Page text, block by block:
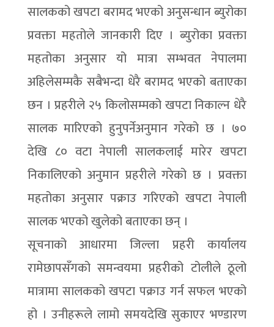
सालकको खपटा बरामद भएको अनुसन्धान ब्युरोका
प्रवक्ता महतोले जानकारी दिए । ब्युरोका प्रवक्ता
महतोका अनुसार यो मात्रा सम्भवत नेपालमा
अहिलेसम्मकै सबैभन्दा धेरै बरामद भएको बताएका
छन । प्रहरीले २५ किलोसम्मको खपटा निकाल्न धेरै
सालक मारिएको हुनुपर्नेअनुमान गरेको छ । ७०
देखि ८० वटा नेपाली सालकलाई मारेर खपटा
निकालिएको अनुमान प्रहरीले गरेको छ । प्रवक्ता
महतोका अनुसार पक्राउ गरिएको खपटा नेपाली
सालक भएको खुलेको बताएका छन् ।
सूचनाको आधारमा जिल्ला प्रहरी कार्यालय
रामेछापसँगको समन्वयमा प्रहरीको टोलीले ठूलो
मात्रामा सालकको खपटा पक्राउ गर्न सफल भएको
हो । उनीहरूले लामो समयदेखि सुकाएर भण्डारण